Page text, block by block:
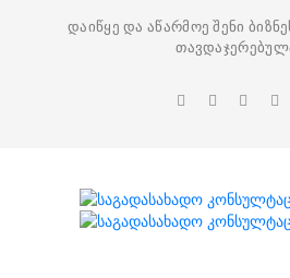
დაიწყე და აწარმოე შენი